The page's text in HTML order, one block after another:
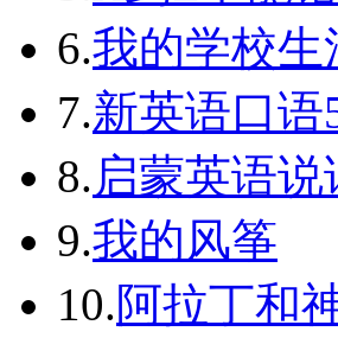
6.我的学校生
7.新英语口语
8.启蒙英语说
9.我的风筝
10.阿拉丁和